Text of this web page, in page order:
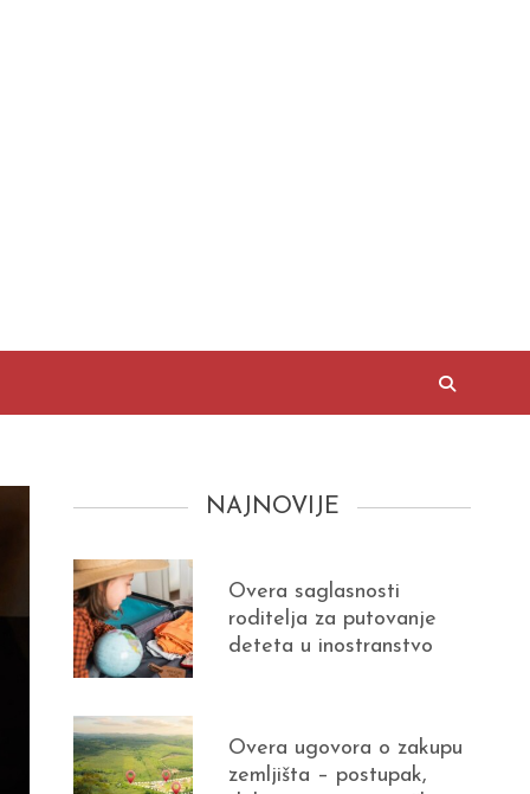
NAJNOVIJE
Overa saglasnosti
roditelja za putovanje
deteta u inostranstvo
Overa ugovora o zakupu
zemljišta – postupak,